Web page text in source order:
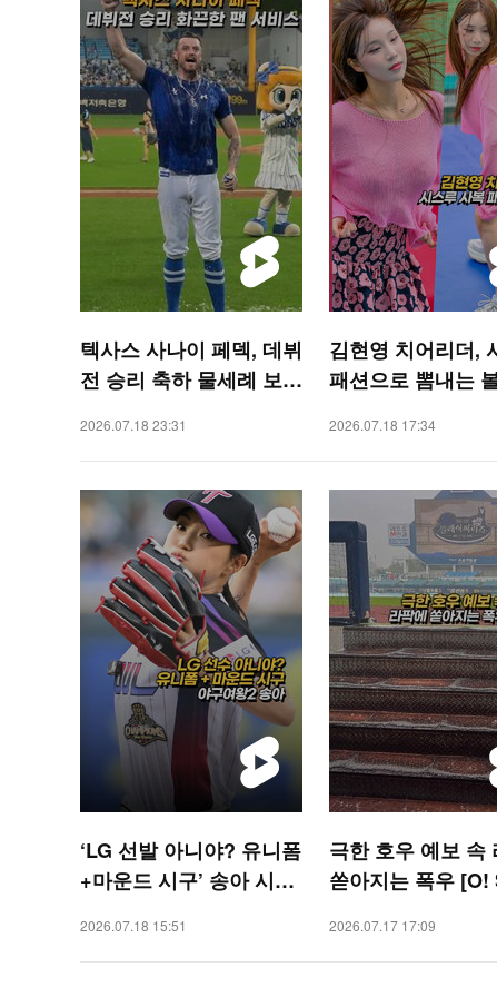
텍사스 사나이 페덱, 데뷔
전 승리 축하 물세례 보다
ORTS 숏폼]
2026.07.18 23:31
김현영 치어리더,
패션으로 뽐내는
2026.07.18 17:34
‘LG 선발 아니야? 유니폼
+마운드 시구’ 송아 시구
2026.07.18 15:51
극한 호우 예보 속
쏟아지는 폭우 [O!
2026.07.17 17:09